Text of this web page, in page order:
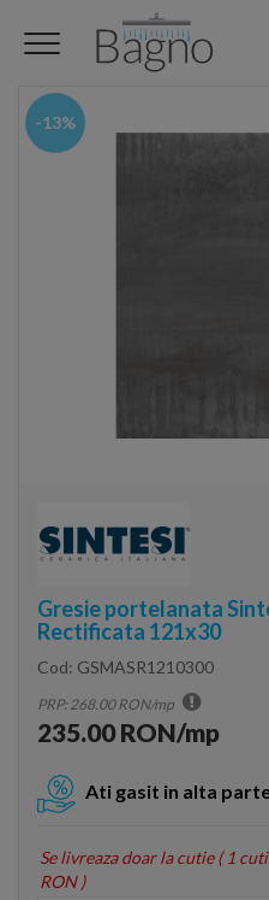
-13%
Gresie portelanata
Rectificata 121x30
Cod: GSMASR1210300
PRP: 268.00 RON/mp
235.00 RON/mp
Ati gasit in alta
Se livreaza doar la cutie (1
RON )